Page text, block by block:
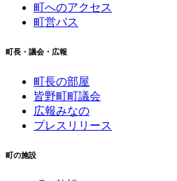
町へのアクセス
町営バス
町長・議会・広報
町長の部屋
皆野町町議会
広報みなの
プレスリリース
町の施設